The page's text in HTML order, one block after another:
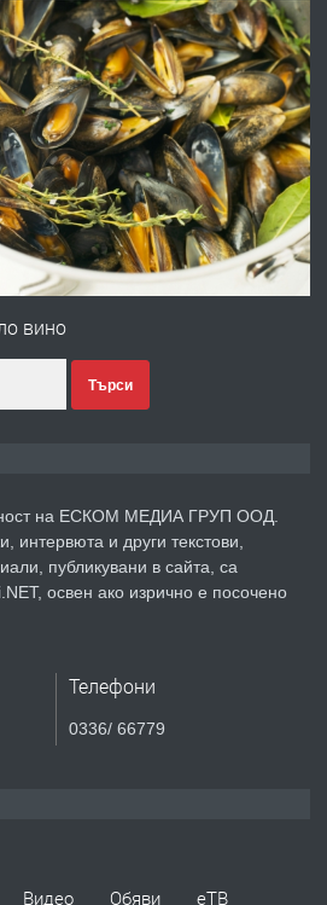
преди 1 година
за общи работници
преди 1 година
поход "По стъпките на Ангел
преди 1 година
по Математика
вино
Търси
на ЕСКОМ МЕДИА ГРУП ООД.
интервюта и други текстови,
публикувани в сайта, са
освен ако изрично е посочено
Телефони
0336/ 66779
Видео Обяви еТВ